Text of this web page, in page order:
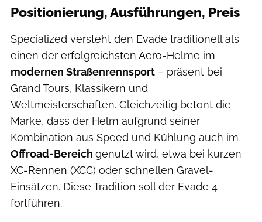
Positionierung, Ausführungen, Preis
Specialized versteht den Evade traditionell als
einen der erfolgreichsten Aero-Helme im
modernen Straßenrennsport – präsent bei
Grand Tours, Klassikern und
Weltmeisterschaften. Gleichzeitig betont die
Marke, dass der Helm aufgrund seiner
Kombination aus Speed und Kühlung auch im
Offroad-Bereich genutzt wird, etwa bei kurzen
XC-Rennen (XCC) oder schnellen Gravel-
Einsätzen. Diese Tradition soll der Evade 4
fortführen.